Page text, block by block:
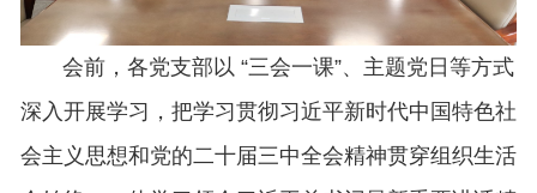
会前，各党支部以 “三会一课”、主题党日等方式
深入开展学习，把学习贯彻习近平新时代中国特色社
会主义思想和党的二十届三中全会精神贯穿组织生活